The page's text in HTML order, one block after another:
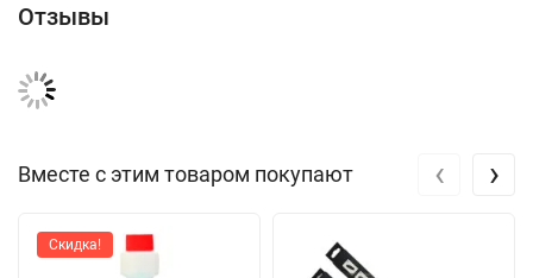
Отзывы
Вместе с этим товаром покупают
Скидка!
‹ ›